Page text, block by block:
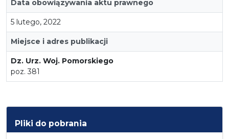
Data obowiązywania aktu prawnego
5 lutego, 2022
Miejsce i adres publikacji
Dz. Urz. Woj. Pomorskiego
poz. 381
Pliki do pobrania